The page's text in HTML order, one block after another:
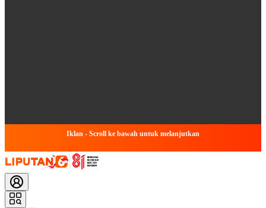
Iklan - Scroll ke bawah untuk melanjutkan